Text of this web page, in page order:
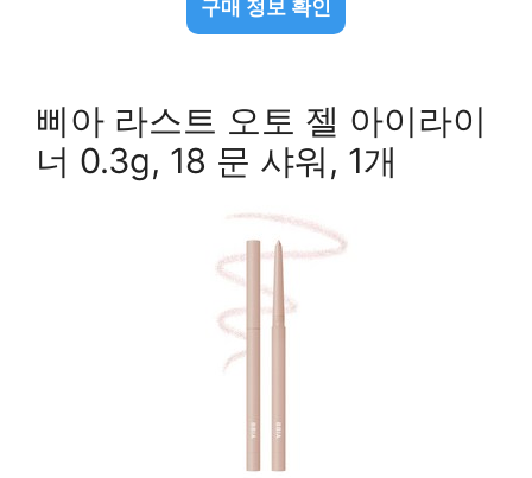
구매 정보 확인
삐아 라스트 오토 젤 아이라이
너 0.3g, 18 문 샤워, 1개